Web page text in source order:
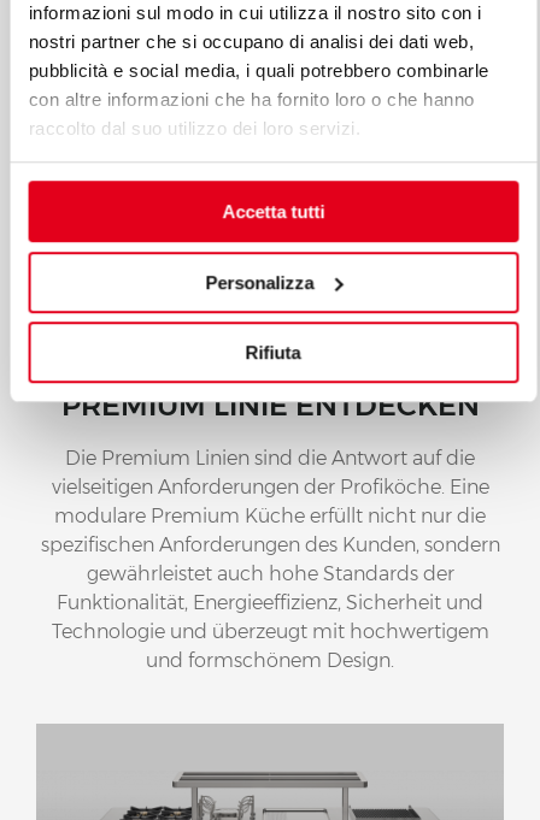
informazioni sul modo in cui utilizza il nostro sito con i
nostri partner che si occupano di analisi dei dati web,
pubblicità e social media, i quali potrebbero combinarle
con altre informazioni che ha fornito loro o che hanno
raccolto dal suo utilizzo dei loro servizi.
Accetta tutti
Personalizza
Rifiuta
ELEKTRO-GLÜHPLATTENHERD AUF
ELEKTROBACKOFEN 1/1
S900
ALLE PRODUKTE DER LINIE
PREMIUM LINIE ENTDECKEN
Die Premium Linien sind die Antwort auf die
vielseitigen Anforderungen der Profiköche. Eine
modulare Premium Küche erfüllt nicht nur die
spezifischen Anforderungen des Kunden, sondern
gewährleistet auch hohe Standards der
Funktionalität, Energieeffizienz, Sicherheit und
Technologie und überzeugt mit hochwertigem
und formschönem Design.